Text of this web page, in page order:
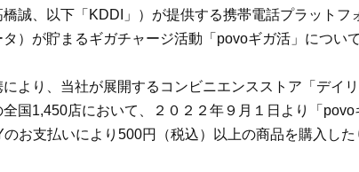
誠、以下「KDDI」）が提供する携帯電話プラットフ
タ）が貯まるギガチャージ活動「povoギガ活」につい
により、当社が展開するコンビニエンスストア「デイ
全国1,450店において、２０２２年９月１日より「
のお支払いにより500円（税込）以上の商品を購入し